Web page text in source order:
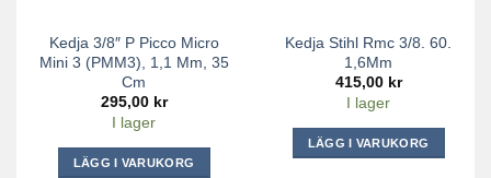
Kedja 3/8″ P Picco Micro
Mini 3 (PMM3), 1,1 Mm, 35
Cm
295,00 kr
I lager
LÄGG I VARUKORG
Kedja Stihl Rmc 3/8. 60.
1,6Mm
415,00 kr
I lager
LÄGG I VARUKORG